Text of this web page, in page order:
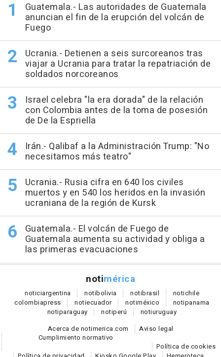
Guatemala.- Las autoridades de Guatemala
anuncian el fin de la erupción del volcán de
Fuego
Ucrania.- Detienen a seis surcoreanos tras
viajar a Ucrania para tratar la repatriación de
soldados norcoreanos
Israel celebra "la era dorada" de la relación
con Colombia antes de la toma de posesión
de De la Espriella
Irán.- Qalibaf a la Administración Trump: "No
necesitamos más teatro"
Ucrania.- Rusia cifra en 640 los civiles
muertos y en 540 los heridos en la invasión
ucraniana de la región de Kursk
Guatemala.- El volcán de Fuego de
Guatemala aumenta su actividad y obliga a
las primeras evacuaciones
notimérica
noticiargentina notibolivia notibrasil notichile
colombiapress notiecuador notiméxico notipanama
notiparaguay notiperú notiuruguay
Acerca de notimerica.com
Aviso legal
Cumplimiento normativo
Política de cookies